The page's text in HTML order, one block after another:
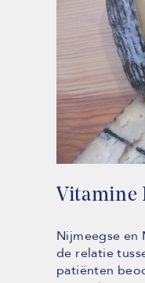
Vitamine
Nijmeegse en
de relatie
patiënten